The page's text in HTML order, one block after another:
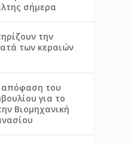
σήμερα
την
των κεραιών
απόφαση του
για το
Βιομηχανική